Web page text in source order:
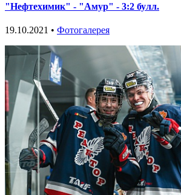
"Нефтехимик" - "Амур" - 3:2 булл.
19.10.2021 • Фотогалерея